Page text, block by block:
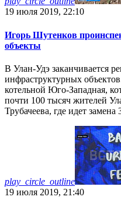
19 июля 2019, 22:10
Игорь Шутенков
объекты
В Улан-Удэ заканчивается
инфраструктурных
котельной Юго-Западная,
почти 100 тысяч жителей
Трубачеева, где идет
play_circle_outline
19 июля 2019, 21:40